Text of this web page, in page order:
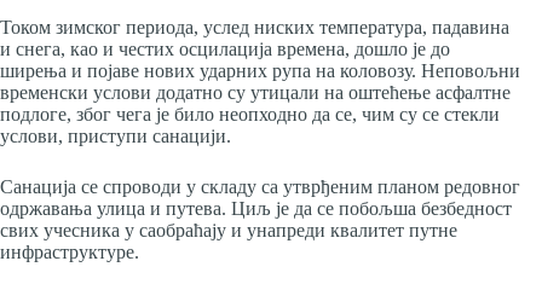
Током зимског периода, услед ниских температура, падавина
и снега, као и честих осцилација времена, дошло је до
ширења и појаве нових ударних рупа на коловозу. Неповољни
временски услови додатно су утицали на оштећење асфалтне
подлоге, због чега је било неопходно да се, чим су се стекли
услови, приступи санацији.
Санација се спроводи у складу са утврђеним планом редовног
одржавања улица и путева. Циљ је да се побољша безбедност
свих учесника у саобраћају и унапреди квалитет путне
инфраструктуре.